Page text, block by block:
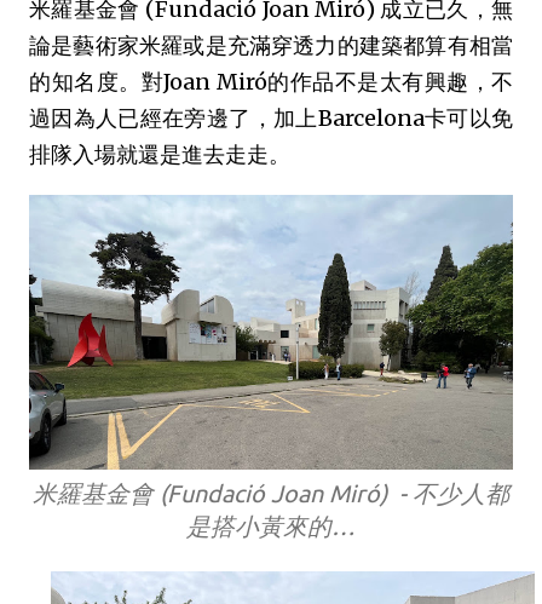
米羅基金會 (Fundació Joan Miró) 成立已久，無
論是藝術家米羅或是充滿穿透力的建築都算有相當
的知名度。對Joan Miró的作品不是太有興趣，不
過因為人已經在旁邊了，加上Barcelona卡可以免
排隊入場就還是進去走走。
米羅基金會 (Fundació Joan Miró) - 不少人都
是搭小黃來的…